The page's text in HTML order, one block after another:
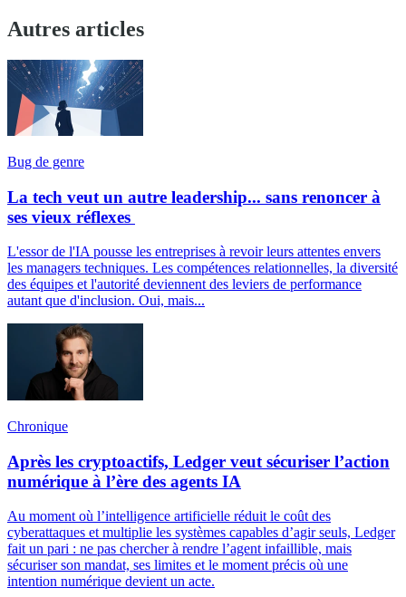
Autres articles
Bug de genre
La tech veut un autre leadership... sans renoncer à
ses vieux réflexes
L'essor de l'IA pousse les entreprises à revoir leurs attentes envers
les managers techniques. Les compétences relationnelles, la diversité
des équipes et l'autorité deviennent des leviers de performance
autant que d'inclusion. Oui, mais...
Chronique
Après les cryptoactifs, Ledger veut sécuriser l’action
numérique à l’ère des agents IA
Au moment où l’intelligence artificielle réduit le coût des
cyberattaques et multiplie les systèmes capables d’agir seuls, Ledger
fait un pari : ne pas chercher à rendre l’agent infaillible, mais
sécuriser son mandat, ses limites et le moment précis où une
intention numérique devient un acte.